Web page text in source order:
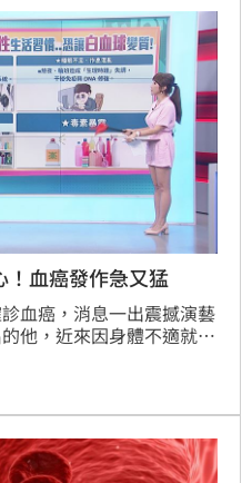
！血癌發作急又猛
血癌，消息一出震撼演藝
他，近來因身體不適就
開罹病經過，細數發病當
快暈過去，電梯下B3停
門狂吐，然後氣若游絲的
，我要回家。」